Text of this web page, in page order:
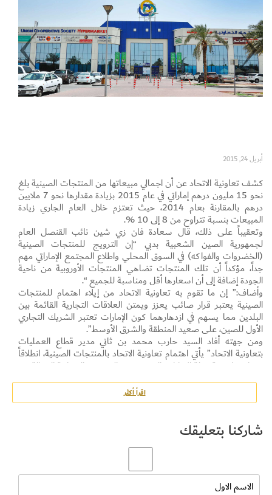
أبريل 24, 2015
كشف تعاونية الاتحاد عن أن اجمالي مبيعاتها من المنتجات الصينية بلغ
نحو 15 مليون درهم إماراتي في عام 2015 بزيادة مقدارها نحو 7 ملايين
درهم بالمقارنة بعام 2014، حيث تعتزم خلال العام الجاري زيادة
المبيعات بنسبة تتراوح من 8 إلى 10 %.
وتعقيباً على ذلك، قال سعادة فان زي شين نائب القنصل العام
لجمهورية الصين الشعبية بدبي “إن الترويج للمنتجات الصينية
(الخضروات والفواكه) في السوق المحلي واطلاع المجتمع الإماراتي مهم
جداً، مؤكداً أن تلك المنتجات تضاهي المنتجات الأوروبية من ناحية
الجودة إضافة إلى أن اسعارها أقل ومناسبة للجميع “.
وأضاف:” إن ما تقوم به تعاونية الاتحاد من إيلاء اهتمام للمنتجات
الصينية يعتبر قرار صائب يعزز ويمتن العلاقات التجارية القائمة بين
البلدين مما يسهم في ازدهارهما كون الإمارات تعتبر الشريك التجاري
الأول للصين، على صعيد المنطقة والشرق الأوسط”.
ومن جهته أفاد السيد حارب محمد بن ثاني مدير قطاع العمليات
بتعاونية الاتحاد” يأتي اهتمام تعاونية الاتحاد بالمنتجات الصينية، انطلاقاً
من استراتيجية دولة الامارات التي تسعى إلى تعزيز الشراكة الفعالة مع
الاقتصادي كون توجهها المستقبلي الاستدامة والاحتفاء بأخر برميل نفط
يتم تصديره للعالم ، مشيراً إلى أن العلاقات الودية والتاريخية هذه التي
عدة منها توفير أفضل العروض الترويجية والمنتجات بأسعار تنافسية
وذات جودة عالية والاسهام في توفير مخزون غذائي استراتيجي مستدام.
وأضاف بن ثاني” إن إدارة المشتريات الطازجة قامت بجولة إلى جمهورية
لتوفير أجود المنتجات بأفضل الأسعار ،و تعتزم عقد اتفاقيات تجارية مع
شركات عالمية أخرى لديها على أرض الوطن لتحقيق أعلى معدلات
اقرأ أكثر
شاركنا بتعليقك
Set Youtube Channel ID